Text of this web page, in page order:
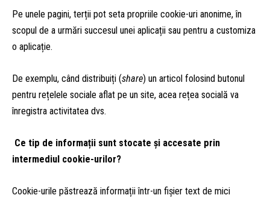
Pe unele pagini, terții pot seta propriile cookie-uri anonime, în
scopul de a urmări succesul unei aplicații sau pentru a customiza
o aplicație.
De exemplu, când distribuiți (share) un articol folosind butonul
pentru rețelele sociale aflat pe un site, acea rețea socială va
înregistra activitatea dvs.
Ce tip de informații sunt stocate și accesate prin
intermediul cookie-urilor?
Cookie-urile păstrează informații într-un fișier text de mici